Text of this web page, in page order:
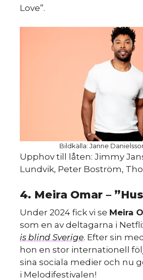
Love”.
Bildkälla: Janne
Upphov till låten: Jimmy
Lundvik, Peter Boström,
4. Meira Omar –
Under 2024 fick vi se Meira
som en av deltagarna i
is blind Sverige. Efter sin
hon en stor internationell
sina sociala medier och nu
i Melodifestivalen!